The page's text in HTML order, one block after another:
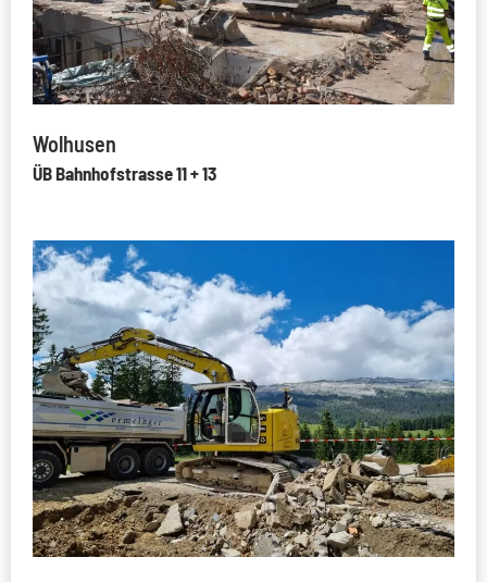
Wolhusen
ÜB Bahnhofstrasse 11 + 13